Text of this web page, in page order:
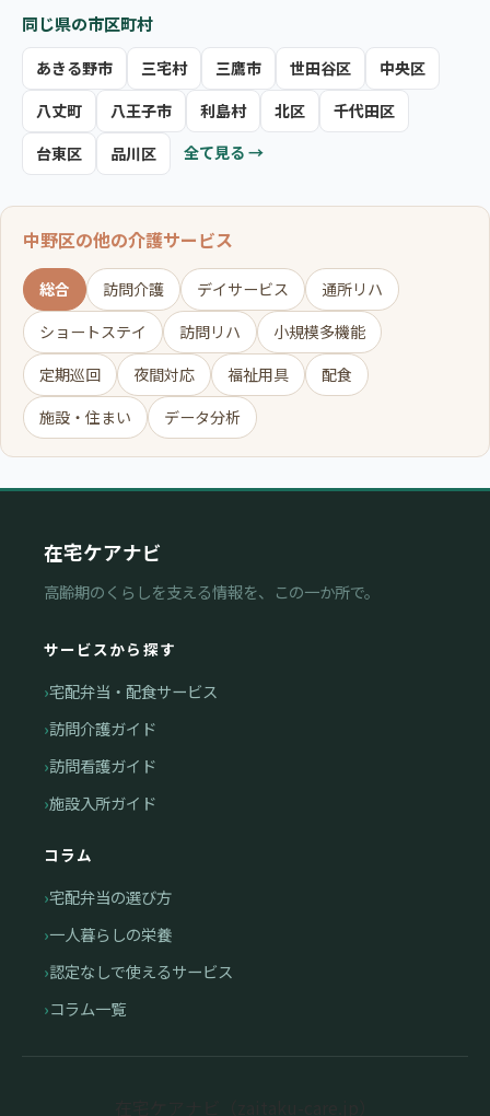
同じ県の市区町村
あきる野市 三宅村 三鷹市 世田谷区
中央区
八丈町
八王子市 利島村 北区
千代田区
台東区
品川区 全て見る →
中野区の他の介護サービス
総合 訪問介護 デイサービス
通所リハ
ショートステイ
訪問リハ
小規模多機能
定期巡回
夜間対応 福祉用具
配食
施設・住まい
データ分析
在宅ケアナビ
高齢期のくらしを支える情報を、この一か所で。
サービスから探す
宅配弁当・配食サービス
訪問介護ガイド
訪問看護ガイド
施設入所ガイド
コラム
宅配弁当の選び方
一人暮らしの栄養
認定なしで使えるサービス
コラム一覧